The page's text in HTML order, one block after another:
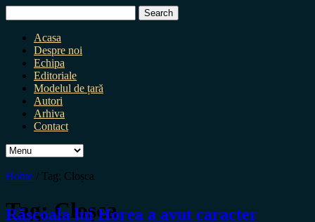
for:
Acasa
Despre noi
Echipa
Editoriale
Modelul de țară
Autori
Arhiva
Contact
Home / Tag: Cloșca
Tag:Cloșca
Răscoala lui Horea a avut caracter